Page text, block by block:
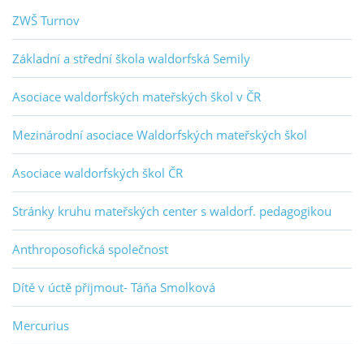
ZWŠ Turnov
Základní a střední škola waldorfská Semily
Asociace waldorfských mateřských škol v ČR
Mezinárodní asociace Waldorfských mateřských škol
Asociace waldorfských škol ČR
Stránky kruhu mateřských center s waldorf. pedagogikou
Anthroposofická společnost
Dítě v úctě přijmout- Táňa Smolková
Mercurius